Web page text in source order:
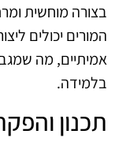
בצורה מוחשית
המורים יכולים
אמיתיים, מה
בלמידה.
תכנון